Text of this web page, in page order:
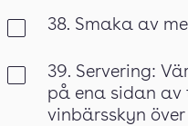
38. Smaka av
39. Servering:
på ena sidan av
vinbärsskyn